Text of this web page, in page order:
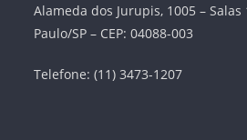
Alameda dos Jurupis, 1005 – Salas
Paulo/SP – CEP: 04088-003
Telefone: (11) 3473-1207